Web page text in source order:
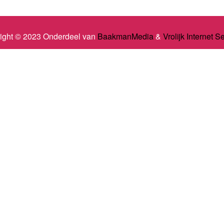
© 2023 Onderdeel van BaakmanMedia& Vrolijk Internet